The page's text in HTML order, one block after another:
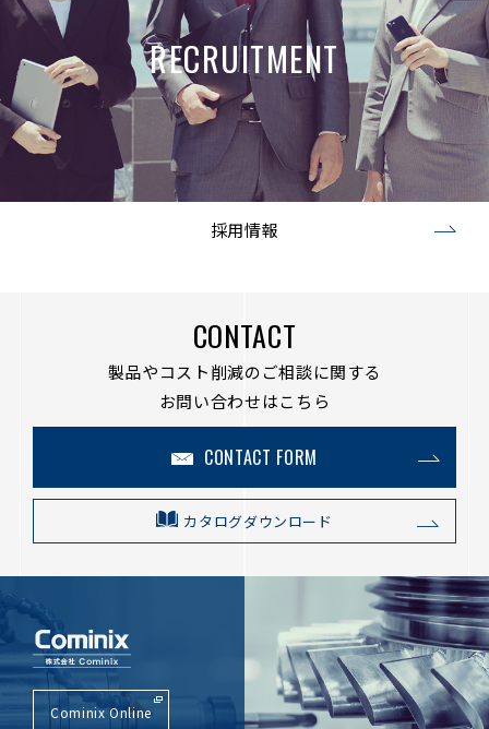
RECRUITMENT
採用情報
CONTACT
製品やコスト削減のご相談に関する
お問い合わせはこちら
CONTACT FORM
カタログダウンロード
Cominix Online